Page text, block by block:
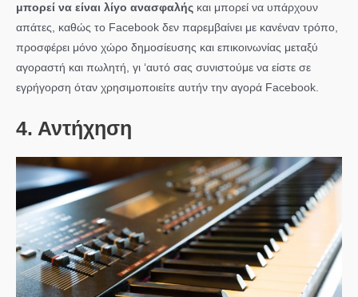
μπορεί να είναι λίγο ανασφαλής και μπορεί να υπάρχουν
απάτες, καθώς το Facebook δεν παρεμβαίνει με κανέναν τρόπο,
προσφέρει μόνο χώρο δημοσίευσης και επικοινωνίας μεταξύ
αγοραστή και πωλητή, γι ‘αυτό σας συνιστούμε να είστε σε
εγρήγορση όταν χρησιμοποιείτε αυτήν την αγορά Facebook.
4. Αντήχηση